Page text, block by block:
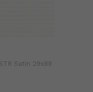
Satin 29x89